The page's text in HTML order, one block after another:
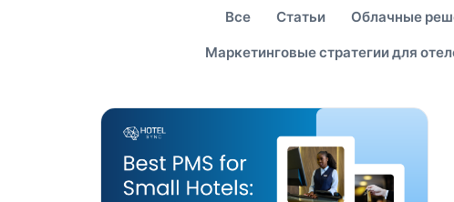
Все Статьи Облачные
Маркетинговые стратегии для